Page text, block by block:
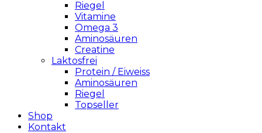
Riegel
Vitamine
Omega 3
Aminosäuren
Creatine
Laktosfrei
Protein / Eiweiss
Aminosäuren
Riegel
Topseller
Shop
Kontakt